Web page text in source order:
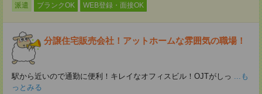
派遣
ブランクOK WEB登録・面接OK
分譲住宅販売会社！アットホームな雰囲気の職場！
駅から近いので通勤に便利！キレイなオフィスビル！OJTがしっ ...も
っとみる